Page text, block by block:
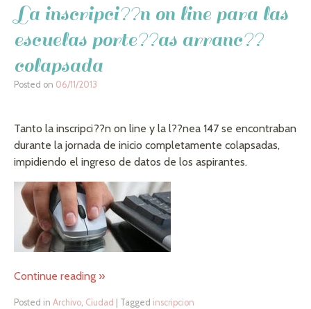
La inscripci??n on line para las
escuelas porte??as arranc??
colapsada
Posted on 06/11/2013
Tanto la inscripci??n on line y la l??nea 147 se encontraban
durante la jornada de inicio completamente colapsadas,
impidiendo el ingreso de datos de los aspirantes.
Continue reading »
Posted in Archivo, Ciudad Tagged inscripcion